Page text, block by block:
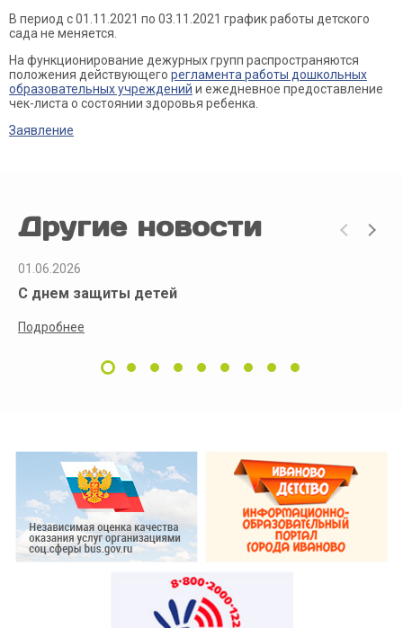
В период с 01.11.2021 по 03.11.2021 график работы детского
сада не меняется.
На функционирование дежурных групп распространяются
положения действующего регламента работы дошкольных
образовательных учреждений и ежедневное предоставление
чек-листа о состоянии здоровья ребенка.
Заявление
Другие новости
01.06.2026
С днем защиты детей
Подробнее